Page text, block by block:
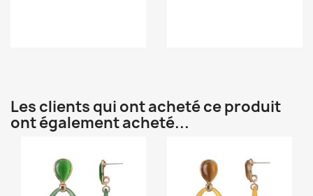
Les clients qui ont acheté ce produit
ont également acheté...